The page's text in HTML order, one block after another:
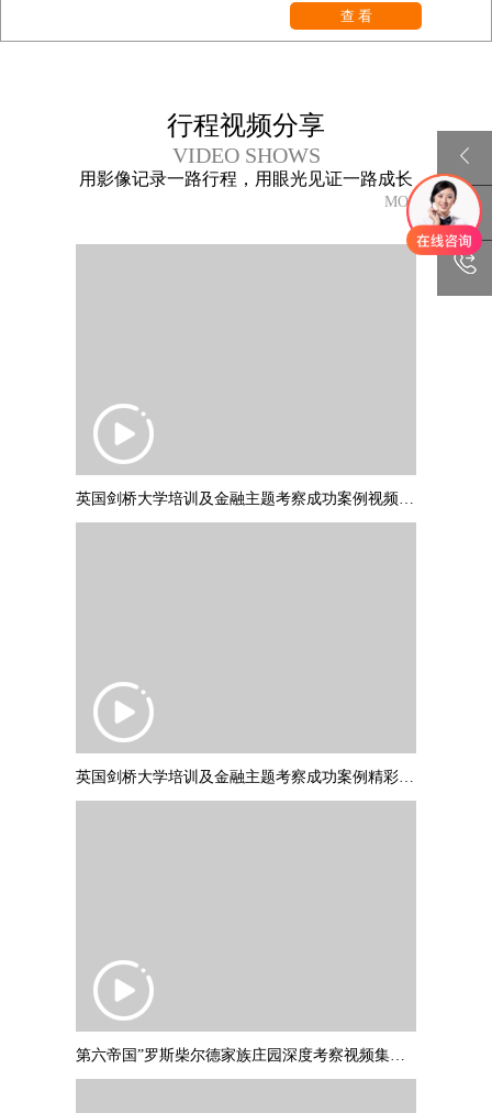
查 看
行程视频分享
VIDEO SHOWS
用影像记录一路行程，用眼光见证一路成长
MORE+
英国剑桥大学培训及金融主题考察成功案例视频 PART1
英国剑桥大学培训及金融主题考察成功案例精彩集锦 PART2
第六帝国”罗斯柴尔德家族庄园深度考察视频集锦，并与罗斯柴尔德爵士